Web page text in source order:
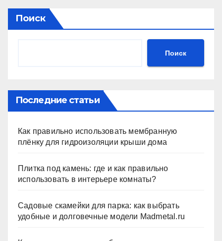
Поиск
Поиск
Последние статьи
Как правильно использовать мембранную
плёнку для гидроизоляции крыши дома
Плитка под камень: где и как правильно
использовать в интерьере комнаты?
Садовые скамейки для парка: как выбрать
удобные и долговечные модели Madmetal.ru